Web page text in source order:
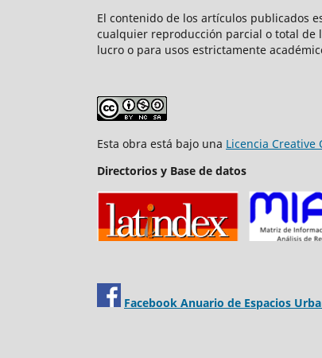
El contenido de los artículos publicados
cualquier reproducción parcial o total de
lucro o para usos estrictamente
Esta obra está bajo una Licencia
Directorios y Base de datos
Facebook Anuario de Espacios